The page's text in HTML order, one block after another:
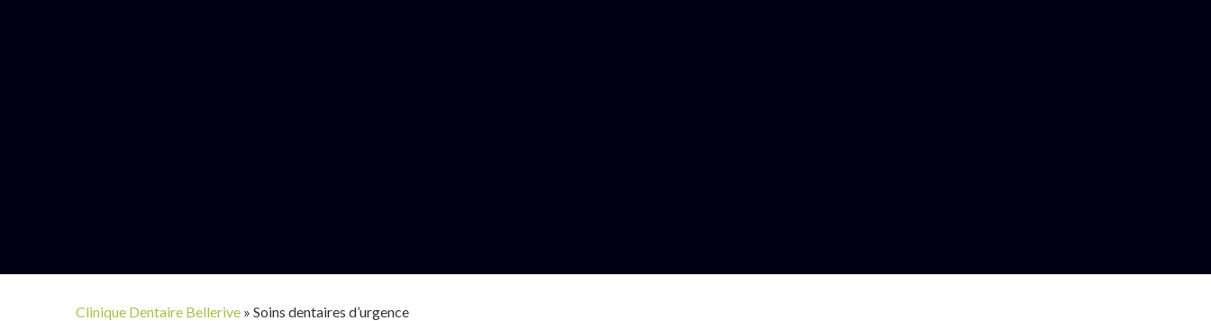
Clinique Dentaire Bellerive » Soins dentaires d’urgence